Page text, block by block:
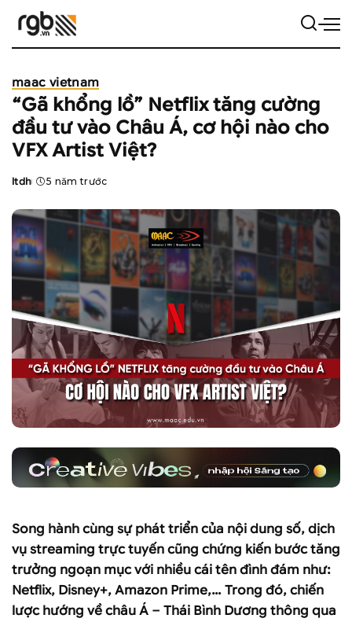
maac vietnam
“Gã khổng lồ” Netflix tăng cường
đầu tư vào Châu Á, cơ hội nào cho
VFX Artist Việt?
Posted
ltdh 5 năm trước
Song hành cùng sự phát triển của nội dung số, dịch
vụ streaming trực tuyến cũng chứng kiến bước tăng
trưởng ngoạn mục với nhiều cái tên đình đám như:
Netflix, Disney+, Amazon Prime,… Trong đó, chiến
lược hướng về châu Á – Thái Bình Dương thông qua